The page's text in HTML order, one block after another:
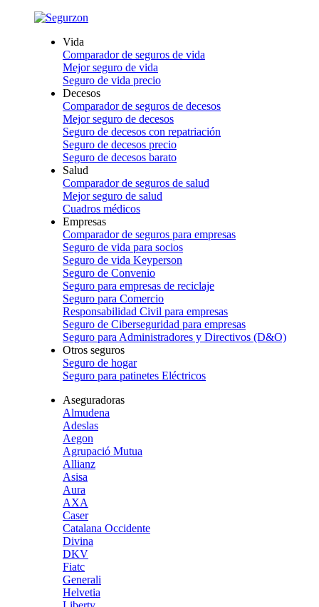
Vida
Comparador de seguros de vida
Mejor seguro de vida
Seguro de vida precio
Decesos
Comparador de seguros de decesos
Mejor seguro de decesos
Seguro de decesos con repatriación
Seguro de decesos precio
Seguro de decesos barato
Salud
Comparador de seguros de salud
Mejor seguro de salud
Cuadros médicos
Empresas
Comparador de seguros para empresas
Seguro de vida para socios
Seguro de vida Keyperson
Seguro de Convenio
Seguro para empresas de reciclaje
Seguro para Comercio
Responsabilidad Civil para empresas
Seguro de Ciberseguridad para empresas
Seguro para Administradores y Directivos (D&O)
Otros seguros
Seguro de hogar
Seguro para patinetes Eléctricos
Aseguradoras
Almudena
Adeslas
Aegon
Agrupació Mutua
Allianz
Asisa
Aura
AXA
Caser
Catalana Occidente
Divina
DKV
Fiatc
Generali
Helvetia